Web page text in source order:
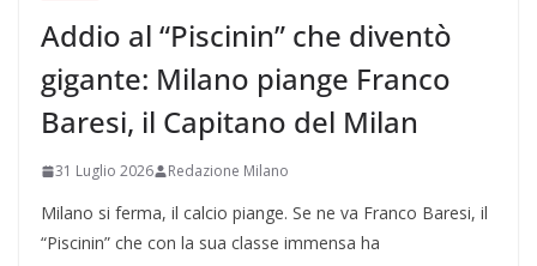
Addio al “Piscinin” che diventò
gigante: Milano piange Franco
Baresi, il Capitano del Milan
31 Luglio 2026 Redazione Milano
Milano si ferma, il calcio piange. Se ne va Franco Baresi, il
“Piscinin” che con la sua classe immensa ha